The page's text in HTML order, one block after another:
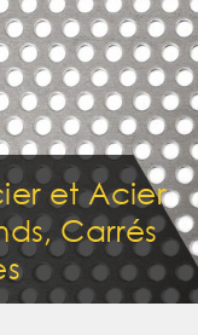
et Acier
Carrés